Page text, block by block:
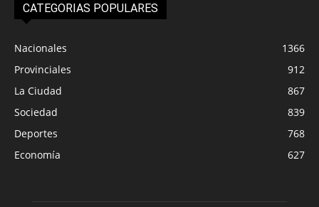
CATEGORIAS POPULARES
Nacionales
1366
Provinciales
912
La Ciudad
867
Sociedad
839
Deportes
768
Economía
627